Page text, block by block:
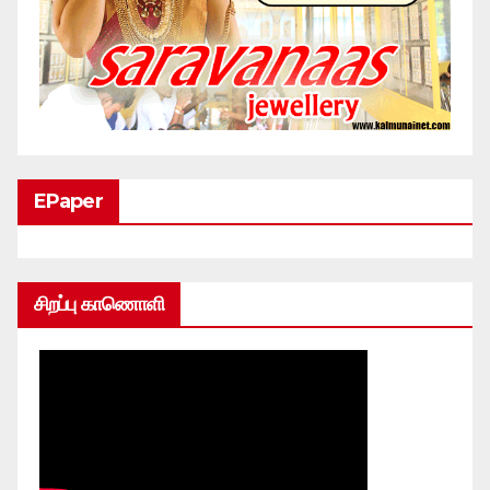
EPaper
சிறப்பு காணொளி